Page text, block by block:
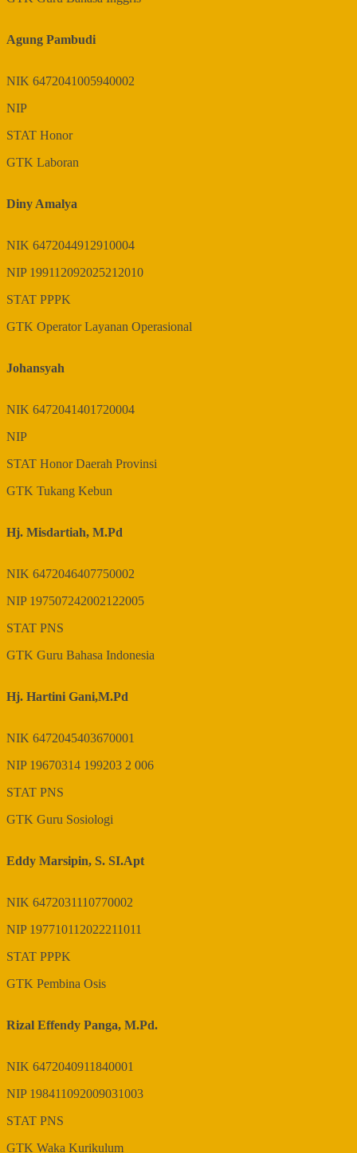
Agung Pambudi
NIK 6472041005940002
NIP
STAT Honor
GTK Laboran
Diny Amalya
NIK 6472044912910004
NIP 199112092025212010
STAT PPPK
GTK Operator Layanan Operasional
Johansyah
NIK 6472041401720004
NIP
STAT Honor Daerah Provinsi
GTK Tukang Kebun
Hj. Misdartiah, M.Pd
NIK 6472046407750002
NIP 197507242002122005
STAT PNS
GTK Guru Bahasa Indonesia
Hj. Hartini Gani,M.Pd
NIK 6472045403670001
NIP 19670314 199203 2 006
STAT PNS
GTK Guru Sosiologi
Eddy Marsipin, S. SI.Apt
NIK 6472031110770002
NIP 197710112022211011
STAT PPPK
GTK Pembina Osis
Rizal Effendy Panga, M.Pd.
NIK 6472040911840001
NIP 198411092009031003
STAT PNS
GTK Waka Kurikulum